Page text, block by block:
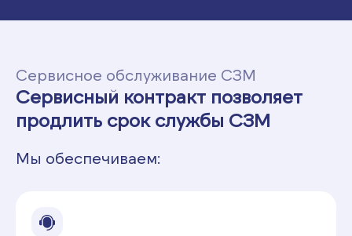
Сервисный контракт позволяет
продлить срок службы СЗМ
Мы обеспечиваем:
Сервисное обслуживание СЗМ